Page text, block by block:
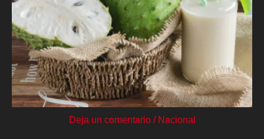
Deja un comentario / Nacional